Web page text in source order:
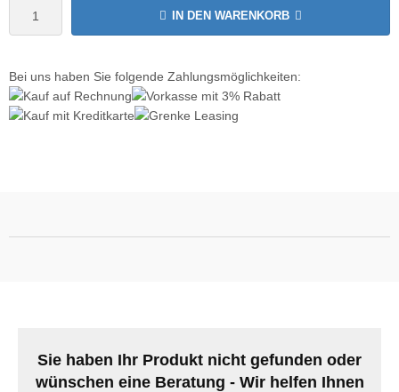
IN DEN WARENKORB
Bei uns haben Sie folgende Zahlungsmöglichkeiten:
Sie haben Ihr Produkt nicht gefunden oder
wünschen eine Beratung - Wir helfen Ihnen